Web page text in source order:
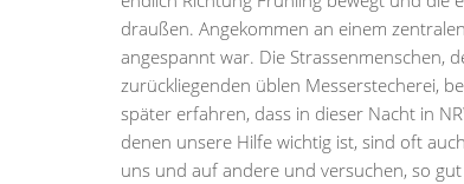
draußen. Angekommen an einem
angespannt war. Die Strassenmenschen,
zurückliegenden üblen Messerstecherei,
später erfahren, dass in dieser Nacht in
denen unsere Hilfe wichtig ist, sind oft
uns und auf andere und versuchen, so